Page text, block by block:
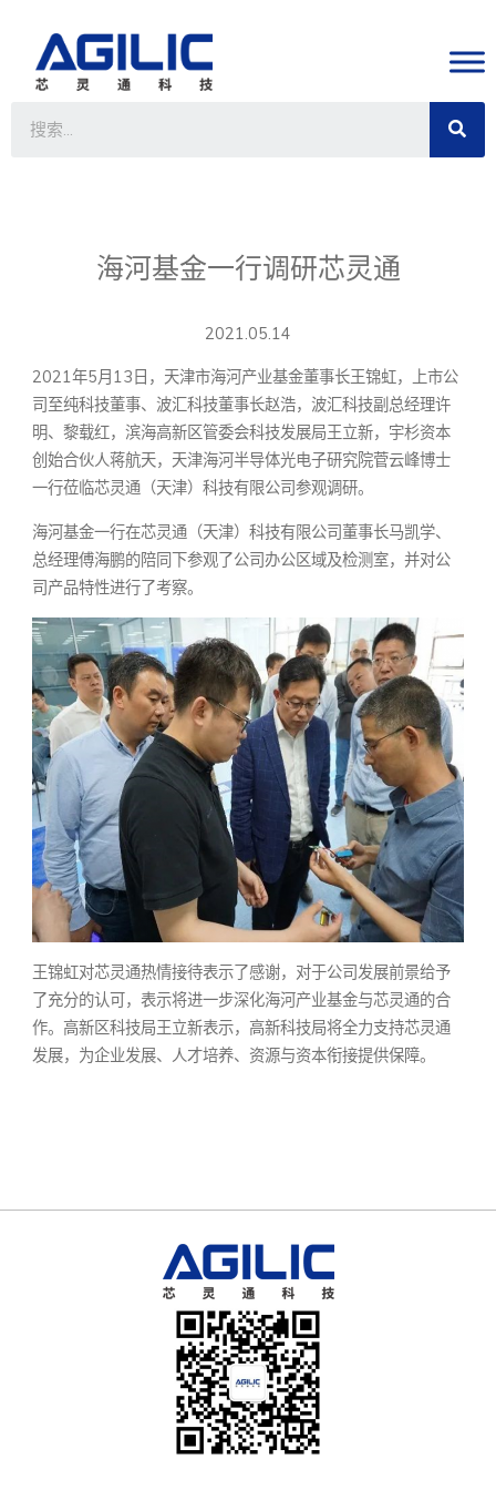
海河基金一行调研芯灵通
2021.05.14
2021年5月13日，天津市海河产业基金董事长王锦虹，上市公
司至纯科技董事、波汇科技董事长赵浩，波汇科技副总经理许
明、黎载红，滨海高新区管委会科技发展局王立新，宇杉资本
创始合伙人蒋航天，天津海河半导体光电子研究院菅云峰博士
一行莅临芯灵通（天津）科技有限公司参观调研。
海河基金一行在芯灵通（天津）科技有限公司董事长马凯学、
总经理傅海鹏的陪同下参观了公司办公区域及检测室，并对公
司产品特性进行了考察。
王锦虹对芯灵通热情接待表示了感谢，对于公司发展前景给予
了充分的认可，表示将进一步深化海河产业基金与芯灵通的合
作。高新区科技局王立新表示，高新科技局将全力支持芯灵通
发展，为企业发展、人才培养、资源与资本衔接提供保障。